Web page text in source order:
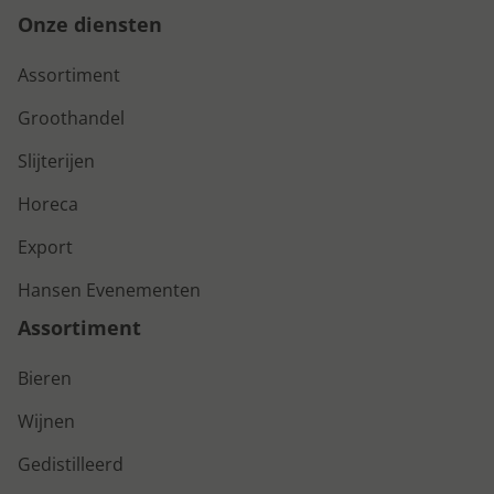
Onze diensten
Assortiment
Groothandel
Slijterijen
Horeca
Export
Hansen Evenementen
Assortiment
Bieren
Wijnen
Gedistilleerd